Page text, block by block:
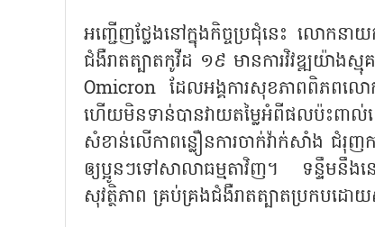
អញ្ជើញថ្លែងនៅក្នុងកិច្ចប្រជុំនេះ លោកនា
ជំងឺរាតត្បាតកូវីដ ១៩ មានការវិវឌ្ឍយ៉ាង
Omicron ដែលអង្គការសុខភាពពិភពលោ
ហើយមិនទាន់បានវាយតម្លៃអំពីផលប៉ះពាល់
សំខាន់លើកាពន្លឿនការចាក់វ៉ាក់សាំង ជំរុ
ឲ្យប្អូនៗទៅសាលាធម្មតាវិញ។ ទន្ទឹមនឹង
សុវត្ថិភាព គ្រប់គ្រងជំងឺរាតត្បាតប្រកបដោ